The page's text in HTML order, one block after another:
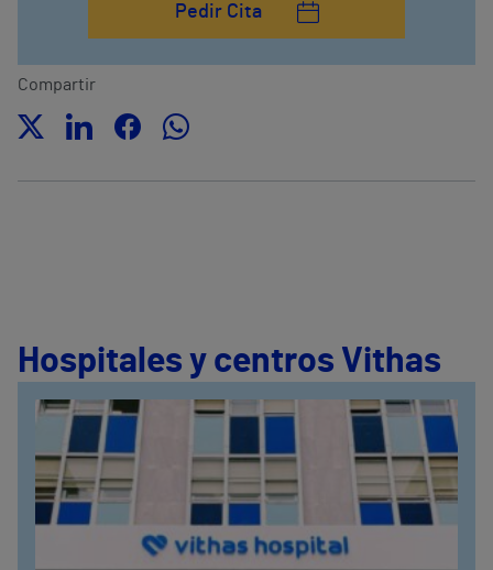
Pedir Cita
Compartir
Hospitales y centros Vithas